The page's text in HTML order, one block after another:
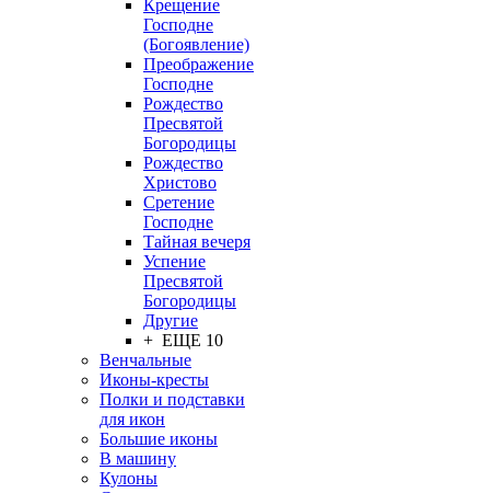
Крещение
Господне
(Богоявление)
Преображение
Господне
Рождество
Пресвятой
Богородицы
Рождество
Христово
Сретение
Господне
Тайная вечеря
Успение
Пресвятой
Богородицы
Другие
+ ЕЩЕ 10
Венчальные
Иконы-кресты
Полки и подставки
для икон
Большие иконы
В машину
Кулоны